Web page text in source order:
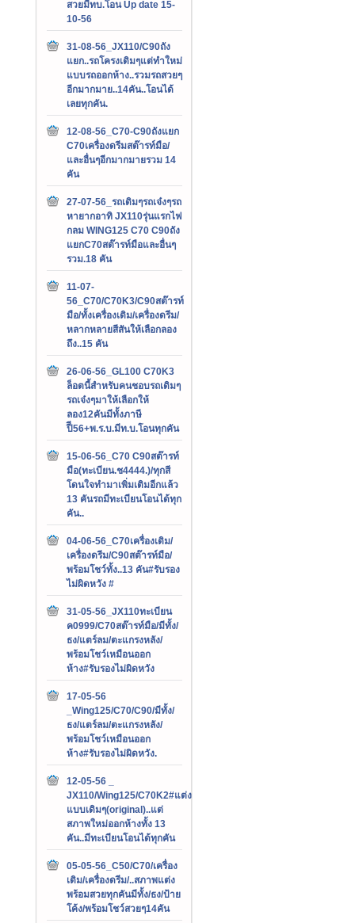
สวยมีทบ.โอน Up date 15-
10-56
31-08-56_JX110/C90ถัง
แยก..รถโครงเดิมๆแต่ทำใหม่
แบบรถออกห้าง..รวมรถสวยๆ
อีกมากมาย..14คัน..โอนได้
เลยทุกคัน.
12-08-56_C70-C90ถังแยก
C70เครื่องดรีมสต๊ารท์มือ/
และอื่นๆอีกมากมายรวม 14
คัน
27-07-56_รถเดิมๆรถเจ๋งๆรถ
หายากอาทิ JX110รุ่นแรกไฟ
กลม WING125 C70 C90ถัง
แยกC70สต๊ารท์มือและอื่นๆ
รวม.18 คัน
11-07-
56_C70/C70K3/C90สต๊ารท์
มือ/ทั้งเครื่องเดิม/เครื่องดรีม/
หลากหลายสีสันให้เลือกลอง
ถึง..15 คัน
26-06-56_GL100 C70K3
ล็อตนี้สำหรับคนชอบรถเดิมๆ
รถเจ๋งๆมาให้เลือกให้
ลอง12คันมีทั้งภาษี
ปีี56+พ.ร.บ.มีท.บ.โอนทุกคัน
15-06-56_C70 C90สต๊ารท์
มือ(ทะเบียน.ช4444.)/ทุกสี
โดนใจทำมาเพิ่มเติมอีกแล้ว
13 คันรถมีทะเบียนโอนได้ทุก
คัน..
04-06-56_C70เครื่องเดิม/
เครื่องดรีม/C90สต๊ารท์มือ/
พร้อมโชว์ทั้ง..13 คัน#รับรอง
ไม่ผิดหวัง #
31-05-56_JX110ทะเบียน
ค0999/C70สต๊ารท์มือ/มีทั้ง/
ธง/แตร์ลม/ตะแกรงหลัง/
พร้อมโชว์เหมือนออก
ห้าง#รับรองไม่ผิดหวัง
17-05-56
_Wing125/C70/C90/มีทั้ง/
ธง/แตร์ลม/ตะแกรงหลัง/
พร้อมโชว์เหมือนออก
ห้าง#รับรองไม่ผิดหวัง.
12-05-56 _
JX110/Wing125/C70K2#แต่ง
แบบเดิมๆ(original)..แต่
สภาพใหม่ออกห้างทั้ง 13
คัน..มีทะเบียนโอนได้ทุกคัน
05-05-56_C50/C70/เครื่อง
เดิม/เครื่องดรีม/..สภาพแต่ง
พร้อมสวยทุกคันมีทั้ง/ธง/ป้าย
โค้ง/พร้อมโชว์สวยๆ14คัน